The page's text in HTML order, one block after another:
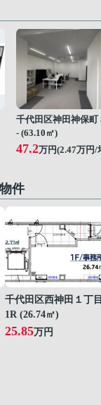
- (63.10㎡)
47.2万円(2.47万円/
件
千代田区西神田１丁目
1R (26.74㎡)
25.85万円